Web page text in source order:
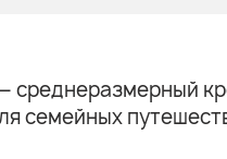
семейных